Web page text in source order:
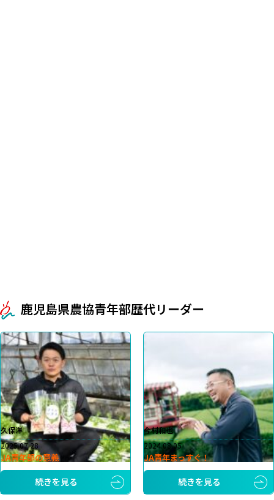
鹿児島県農協青年部歴代リーダー
久保洋
2025.07.28
JA青年部の意義
続きを見る
今村和也
2024.08.05
JA青年まっすぐ！
続きを見る